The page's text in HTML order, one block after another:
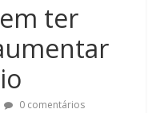
ter
0 comentários